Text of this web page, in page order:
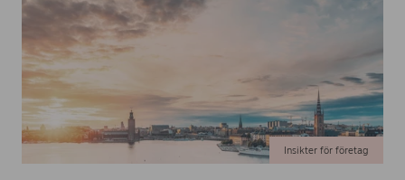
Insikter för företag